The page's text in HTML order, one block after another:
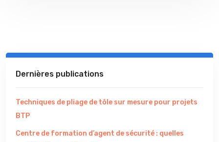
Dernières publications
Techniques de pliage de tôle sur mesure pour projets
BTP
Centre de formation d’agent de sécurité : quelles